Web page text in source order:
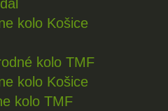
kolo Košice
kolo TMF
kolo Košice
kolo TMF